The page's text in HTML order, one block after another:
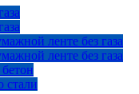
ленте без газа
ленте без газа
стали